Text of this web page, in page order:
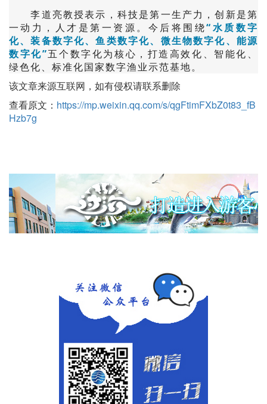
李道亮教授表示，科技是第一生产力，创新是第
一动力，人才是第一资源。今后将围绕“水质数字
化、装备数字化、鱼类数字化、微生物数字化、能源
数字化”五个数字化为核心，打造高效化、智能化、
绿色化、标准化国家数字渔业示范基地。
该文章来源互联网，如有侵权请联系删除
查看原文： https://mp.weixin.qq.com/s/qgFtimFXbZ0t83_fB
Hzb7g